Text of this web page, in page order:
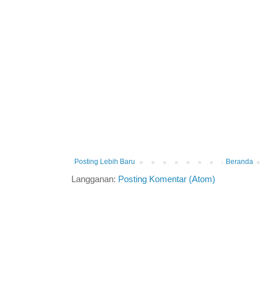
Posting Lebih Baru Beranda
Langganan: Posting Komentar (Atom)